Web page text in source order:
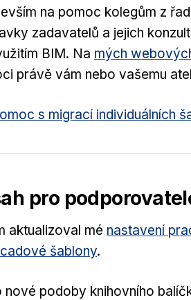
na pomoc kolegům z
zadavatelů a jejich
BIM. Na mých
právě vám nebo vašemu
s migrací individuálních
pro
aktualizoval mé nastavení
šablony.
nové podoby knihovního